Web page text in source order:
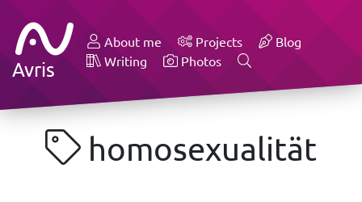
Avris
About me Projects
Blog
Writing
Photos
homosexualität